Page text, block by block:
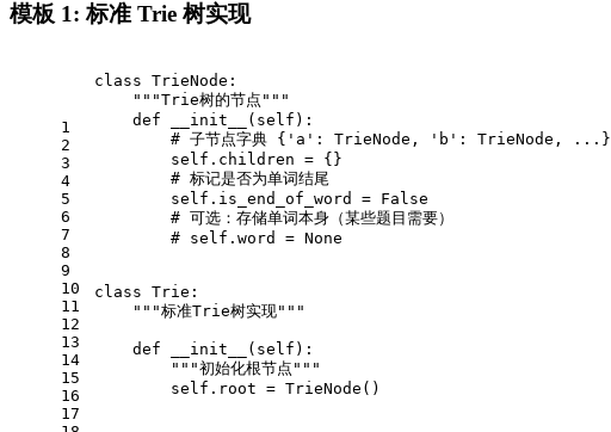
模板 1: 标准 Trie 树实现
1
2
3
4
5
6
7
8
9
10
11
12
13
14
15
16
17
class TrieNode :
"""Trie树的节点"""
def
__init__ ( self ):
# 子节点字典 {'a': TrieNode, 'b': TrieNode, ...}
self .children = {}
# 标记是否为单词结尾
self .is_end_of_word = False
# 可选：存储单词本身（某些题目需要）
# self.word = None
class Trie :
"""标准Trie树实现"""
def __init__ ( self ):
"""初始化根节点"""
self .root = TrieNode()